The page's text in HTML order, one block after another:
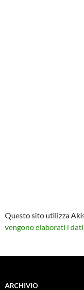
Questo sito utilizza
vengono elaborati i
ARCHIVIO